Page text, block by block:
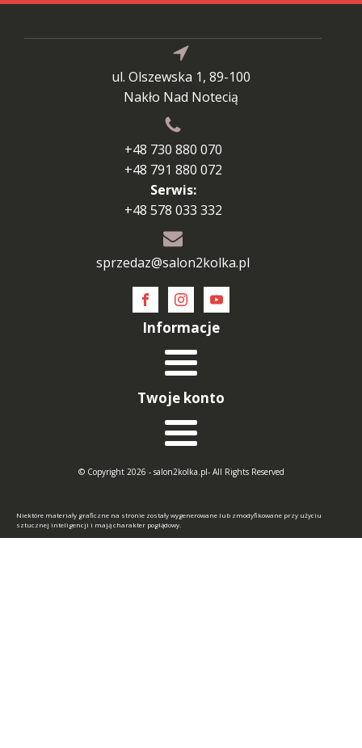
ul. Olszewska 1, 89-100
Nakło Nad Notecią
+48 730 880 070
+48 791 880 072
Serwis:
+48 578 033 332
sprzedaz@salon2kolka.pl
Informacje
Twoje konto
© Copyright 2026 - salon2kolka.pl- All Rights Reserved
Niektóre materiały graficzne na stronie zostały wygenerowane lub zmodyfikowane przy użyciu
sztucznej inteligencji i mają charakter poglądowy.